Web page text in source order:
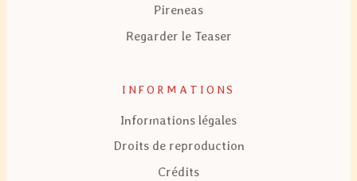
Pireneas
Regarder le Teaser
INFORMATIONS
Informations légales
Droits de reproduction
Crédits